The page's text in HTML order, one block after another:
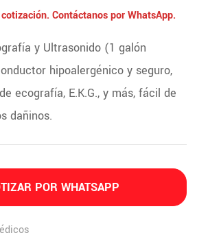
Contáctanos por WhatsApp.
y Ultrasonido (1 galón
hipoalergénico y seguro,
ecografía, E.K.G., y más, fácil de
dañinos.
POR WHATSAPP